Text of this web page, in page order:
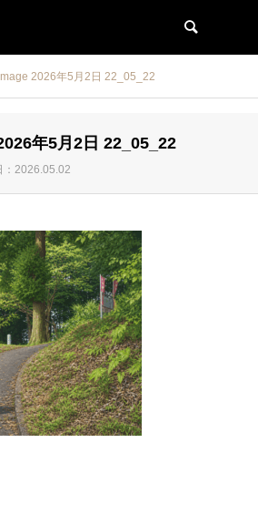
2026年5月2日 22_05_22
年5月2日 22_05_22
：2026.05.02